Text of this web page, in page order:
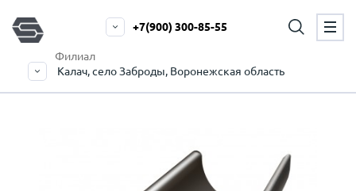
Филиал
Калач, село Заброды, Воронежская область
+7(900) 300-85-55